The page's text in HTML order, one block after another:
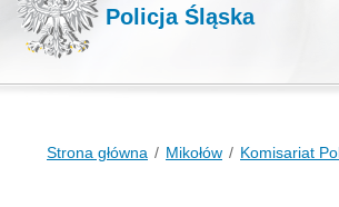
Policja Śląska
Strona główna Mikołów Komisariat